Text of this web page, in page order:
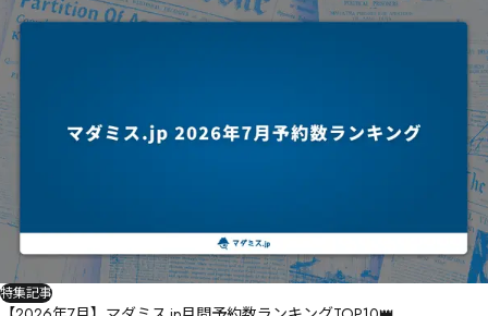
榞戫㌏劏清㌑㌃㌦鋴噢㌓鮄㌽㌋㍾㍑㎛㋻㊱尤拙㍅悕㌘㌜塞壡㌒㍅㌥㌔㍀凛㍎㍉㌫㌍㌦㌣㌳㌭㋈㋔鸝
澟矪电㌸́㌳禾㌿鬪㌗㍦囋㌞㌽㍚㍢㌠㍃盢挄㍰尐㌦㋮㍅㍉條㍷斢㌾哢㍀㍐㍕㍿㍕㌹趛抇㍈㍘㍂㎀㍳㍍
㍖㋺尠尃㍛㍟㍜⌤㌁
特集記事